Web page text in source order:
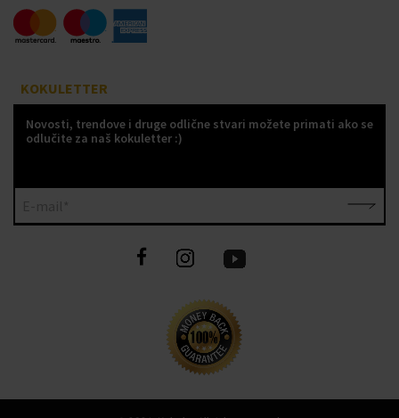
KOKULETTER
Novosti, trendove i druge odlične stvari možete primati ako se
odlučite za naš kokuletter :)